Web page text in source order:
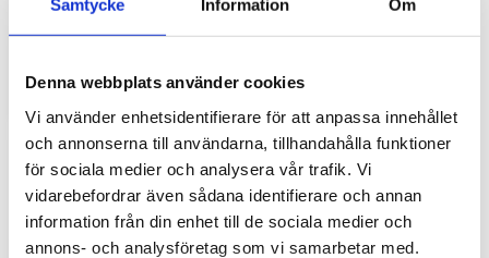
Samtycke Information Om
Denna webbplats använder cookies
Vi använder enhetsidentifierare för att anpassa innehållet
och annonserna till användarna, tillhandahålla funktioner
för sociala medier och analysera vår trafik. Vi
vidarebefordrar även sådana identifierare och annan
information från din enhet till de sociala medier och
annons- och analysföretag som vi samarbetar med.
gör stor skillnad i vardagen
även lunchplatsen under långa arbetsdagar....